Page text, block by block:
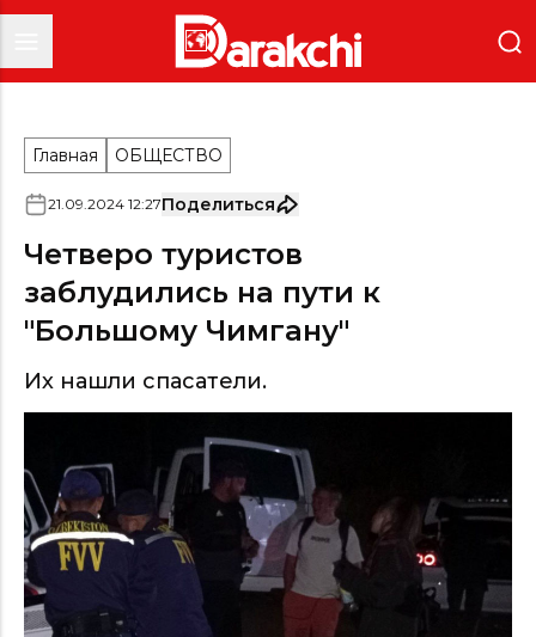
Главная ОБЩЕСТВО
21.09.2024 12:27Поделиться
Четверо туристов
заблудились на пути к
"Большому Чимгану"
Их нашли спасатели.